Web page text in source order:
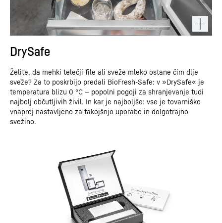
DrySafe
Želite, da mehki telečji file ali sveže mleko ostane čim dlje
sveže? Za to poskrbijo predali BioFresh-Safe: v »DrySafe« je
temperatura blizu 0 °C — popolni pogoji za shranjevanje tudi
najbolj občutljivih živil. In kar je najboljše: vse je tovarniško
vnaprej nastavljeno za takojšnjo uporabo in dolgotrajno
svežino.